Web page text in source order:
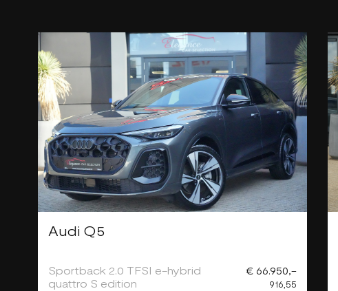
Audi Q5
Sportback 2.0 TFSI e-hybrid
quattro S edition
€ 66.950,-
916,55